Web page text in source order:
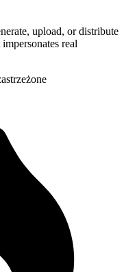
upload, or distribute
real